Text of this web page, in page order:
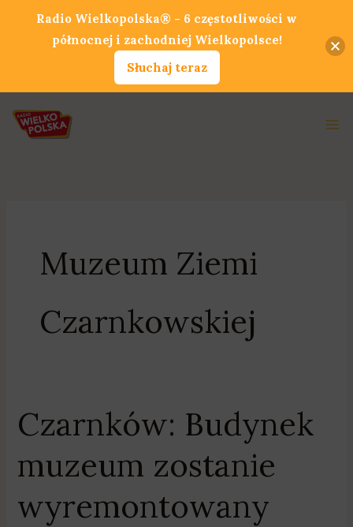
Muzeum Ziemi
Czarnkowskiej
Czarnków: Budynek
muzeum zostanie
wyremontowany
Czarnków:
Budynek
zostanie
Radio Wielkopolska® - 6 częstotliwości w
północnej i zachodniej Wielkopolsce!
Słuchaj teraz